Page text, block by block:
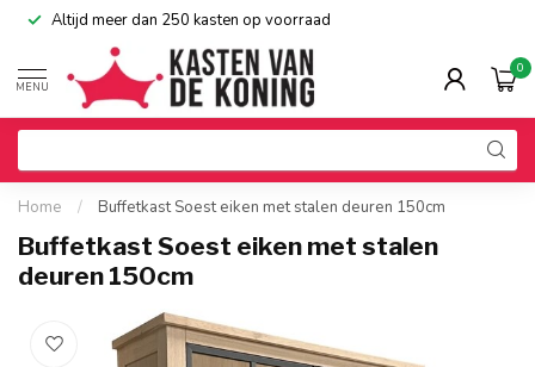
Altijd meer dan 250 kasten op voorraad
MENU
0
Home / Buffetkast Soest eiken met stalen deuren 150cm
Buffetkast Soest eiken met stalen
deuren 150cm